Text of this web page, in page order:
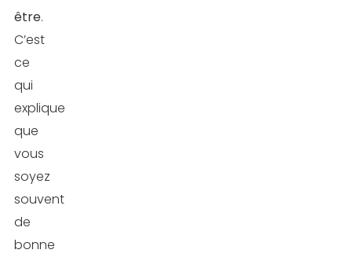
être.
C’est
ce
qui
explique
que
vous
soyez
souvent
de
bonne